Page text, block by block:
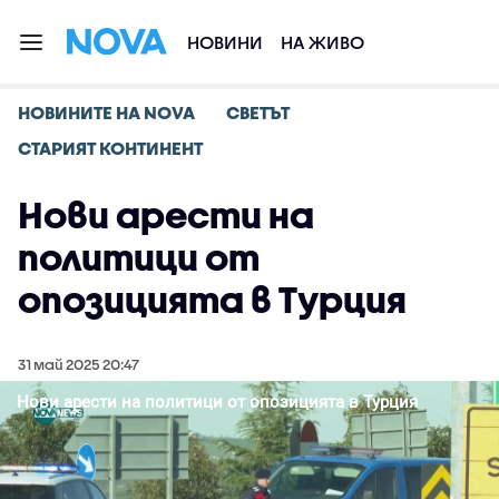
НОВИНИ НА ЖИВО
НОВИНИТЕ НА NOVA
СВЕТЪТ
СТАРИЯТ КОНТИНЕНТ
Нови арести на
политици от
опозицията в Турция
31 май 2025 20:47